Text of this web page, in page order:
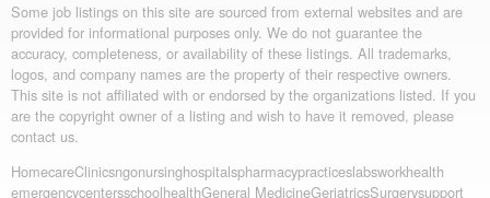
Some job listings on this site are sourced from external websites and are
provided for informational purposes only. We do not guarantee the
accuracy, completeness, or availability of these listings. All trademarks,
logos, and company names are the property of their respective owners.
This site is not affiliated with or endorsed by the organizations listed. If you
are the copyright owner of a listing and wish to have it removed, please
contact us.
HomecareClinicsngonursinghospitalspharmacypracticeslabsworkhealth
emergencycentersschoolhealthGeneral MedicineGeriatricsSurgerysupport